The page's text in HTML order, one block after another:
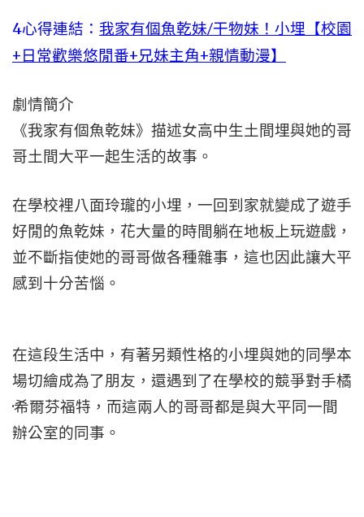
4心得連結： 我家有個魚乾妹/干物妹！小埋【校園
+日常歡樂悠閒番+兄妹主角+親情動漫】
劇情簡介
《我家有個魚乾妹》描述女高中生土間埋與她的哥
哥土間大平一起生活的故事。
在學校裡八面玲瓏的小埋，一回到家就變成了遊手
好閒的魚乾妹，花大量的時間躺在地板上玩遊戲，
並不斷指使她的哥哥做各種雜事，這也因此讓大平
感到十分苦惱。
在這段生活中，有著另類性格的小埋與她的同學本
場切繪成為了朋友，還遇到了在學校的競爭對手橘
·希爾芬福特，而這兩人的哥哥都是與大平同一間
辦公室的同事。